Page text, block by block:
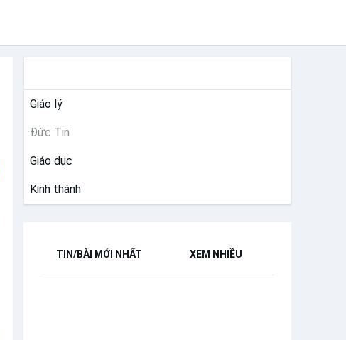
Giáo lý
Đức Tin
Giáo dục
Kinh thánh
TIN/BÀI MỚI NHẤT XEM NHIỀU